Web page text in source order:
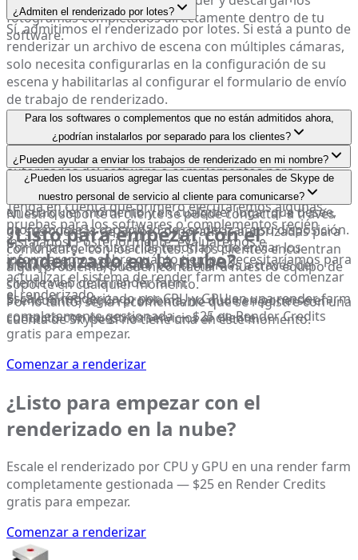
manualmente.
fotogramas completados directamente dentro de tu
software.
¿Admiten el renderizado por lotes?
Sí, admitimos el renderizado por lotes. Si está a punto de
renderizar un archivo de escena con múltiples cámaras,
solo necesita configurarlas en la configuración de su
escena y habilitarlas al configurar el formulario de envío
de trabajo de renderizado.
Para los softwares o complementos que no están admitidos ahora,
¿podrían instalarlos por separado para los clientes?
Sí, pero le aconsejaríamos que use las versiones
autorizadas del software o complementos para
minimizar cualquier problema de incompatibilidad.
Tenga en cuenta que primero ejecutaremos algunas
pruebas para los softwares o complementos recién
instalados. Posteriormente, evaluaremos e
informaremos sobre cuánto tiempo necesitaríamos para
actualizar el sistema de render farm antes de comenzar
el renderizado.
¿Pueden ayudar a enviar los trabajos de renderizado en mi nombre?
Desafortunadamente, no podremos hacerlo. El servicio
fue diseñado para optimizar para que pueda renderizar
en cualquier momento y en cualquier lugar que desee,
otorgándole la capacidad de renderizar a su disposición.
Por lo tanto, los usuarios tendrían que enviar los
trabajos de renderizado por sí mismos a través del
cliente web de la render farm.
Si encuentra algún problema, no dude en ponerse en
contacto con nuestros servicios al cliente.
¿Pueden los usuarios agregar las cuentas personales de Skype de
nuestro personal de servicio al cliente para comunicarse?
Nuestro soporte al cliente se puede contactar a través
de sus cuentas de Skype corporativas autorizadas para
comunicarse con los clientes. Si los clientes encuentran
algún problema, pueden contactar a nuestro equipo de
soporte en cualquier momento.
Por lo tanto, sería recomendable que se registre con una
cuenta de Skype si no tiene una en este momento.
¿Listo para empezar con el
renderizado en la nube?
Escale el renderizado por CPU y GPU en una render farm
completamente gestionada — $25 en Render Credits
gratis para empezar.
Comenzar a renderizar
¿Listo para empezar con el
renderizado en la nube?
Escale el renderizado por CPU y GPU en una render farm
completamente gestionada — $25 en Render Credits
gratis para empezar.
Comenzar a renderizar